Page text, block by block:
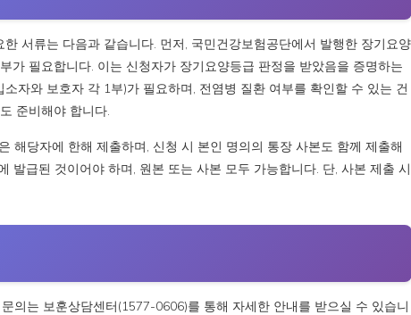
서류는 다음과 같습니다. 먼저, 국민건강보험공단에서 발행한 장기요양
가 필요합니다. 이는 신청자가 장기요양등급 판정을 받았음을 증명하는
자와 보호자 각 1부)가 필요하며, 전염병 질환 여부를 확인할 수 있는 건
준비해야 합니다.
해당자에 한해 제출하며, 신청 시 본인 명의의 통장 사본도 함께 제출해
발급된 것이어야 하며, 원본 또는 사본 모두 가능합니다. 단, 사본 제출 시
의는 보훈상담센터(1577-0606)를 통해 자세한 안내를 받으실 수 있습니